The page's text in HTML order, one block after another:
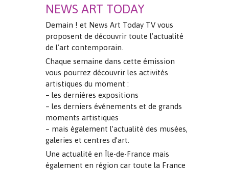
NEWS ART TODAY
Demain ! et News Art Today TV vous
proposent de découvrir toute l’actualité
de l’art contemporain.
Chaque semaine dans cette émission
vous pourrez découvrir les activités
artistiques du moment :
– les dernières expositions
– les derniers événements et de grands
moments artistiques
– mais également l’actualité des musées,
galeries et centres d’art.
Une actualité en Île-de-France mais
également en région car toute la France